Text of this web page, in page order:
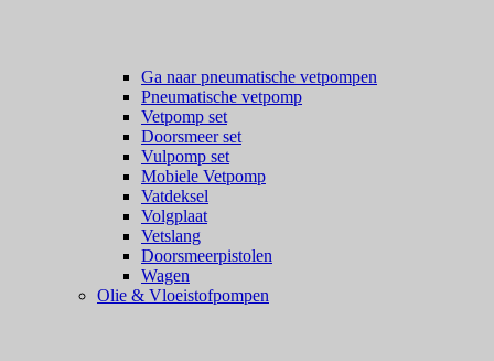
Ga naar pneumatische vetpompen
Pneumatische vetpomp
Vetpomp set
Doorsmeer set
Vulpomp set
Mobiele Vetpomp
Vatdeksel
Volgplaat
Vetslang
Doorsmeerpistolen
Wagen
Olie & Vloeistofpompen